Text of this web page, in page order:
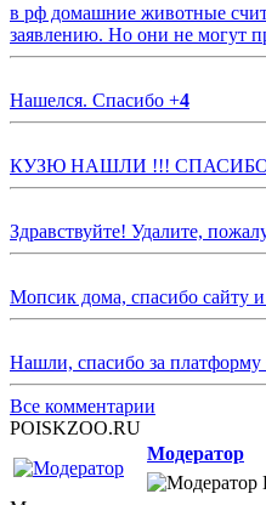
в рф домашние животные
заявлению. Но они не могут
Нашелся. Спасибо +4
КУЗЮ НАШЛИ !!!
Здравствуйте! Удалите,
Мопсик дома, спасибо сайту
Нашли, спасибо за платформу
Все комментарии
POISKZOO.RU
Модератор